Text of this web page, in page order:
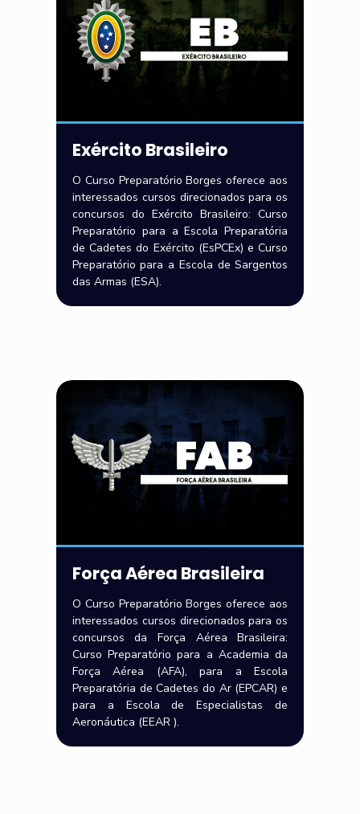
Exército Brasileiro
O Curso Preparatório Borges oferece aos
interessados cursos direcionados para os
concursos do Exército Brasileiro: Curso
Preparatório para a Escola Preparatória
de Cadetes do Exército (EsPCEx) e Curso
Preparatório para a Escola de Sargentos
das Armas (ESA).
Força Aérea Brasileira
O Curso Preparatório Borges oferece aos
interessados cursos direcionados para os
concursos da Força Aérea Brasileira:
Curso Preparatório para a Academia da
Força Aérea (AFA), para a Escola
Preparatória de Cadetes do Ar (EPCAR) e
para a Escola de Especialistas de
Aeronáutica (EEAR ).